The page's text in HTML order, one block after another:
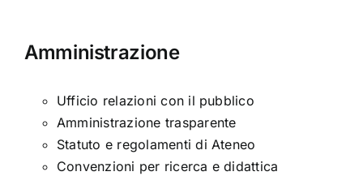
Amministrazione
Ufficio relazioni con il pubblico
Amministrazione trasparente
Statuto e regolamenti di Ateneo
Convenzioni per ricerca e didattica